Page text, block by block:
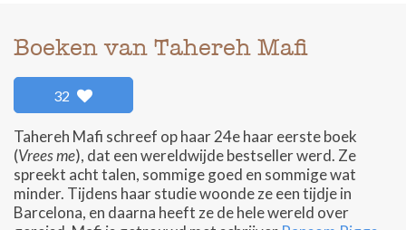
Boeken van Tahereh Mafi
32
Tahereh Mafi schreef op haar 24e haar eerste boek
(Vrees me), dat een wereldwijde bestseller werd. Ze
spreekt acht talen, sommige goed en sommige wat
minder. Tijdens haar studie woonde ze een tijdje in
Barcelona, en daarna heeft ze de hele wereld over